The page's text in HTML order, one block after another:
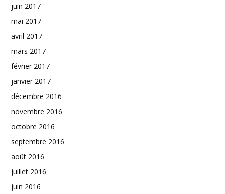
juin 2017
mai 2017
avril 2017
mars 2017
février 2017
janvier 2017
décembre 2016
novembre 2016
octobre 2016
septembre 2016
août 2016
juillet 2016
juin 2016